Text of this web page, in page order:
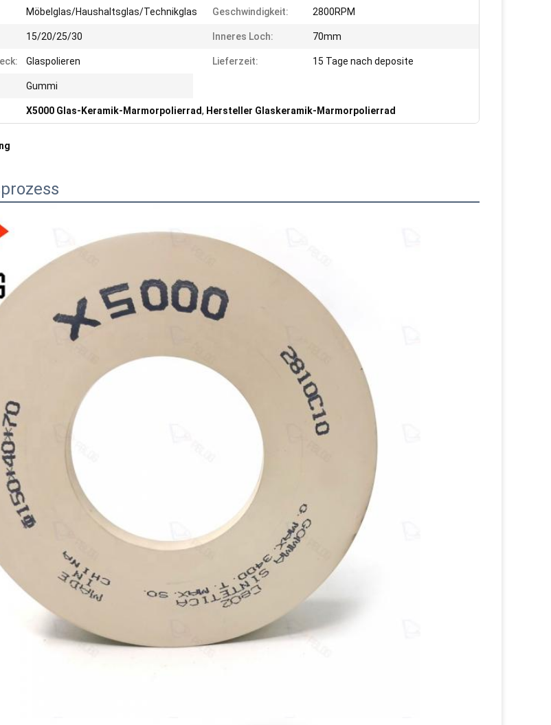
Möbelglas/Haushaltsglas/Technikglas Geschwindigkeit: 2800RPM
15/20/25/30 Inneres Loch: 70mm
Glaspolieren Lieferzeit: 15 Tage nach deposite
Gummi
X5000 Glas-Keramik-Marmorpolierrad, Hersteller Glaskeramik-Marmorpolierrad